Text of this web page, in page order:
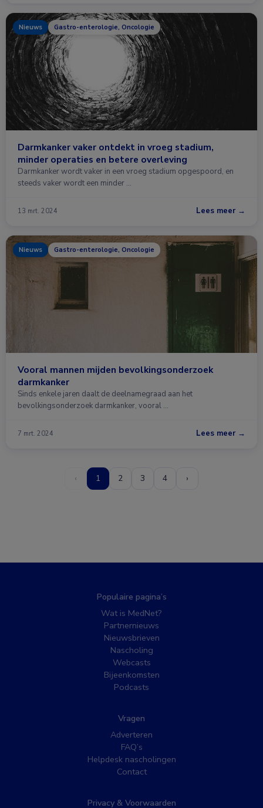
Nieuws Gastro-enterologie, Oncologie
Darmkanker vaker ontdekt in vroeg stadium,
minder operaties en betere overleving
Darmkanker wordt vaker in een vroeg stadium opgespoord, en
steeds vaker wordt een minder …
13 mrt. 2024 Lees meer →
Nieuws Gastro-enterologie, Oncologie
Vooral mannen mijden bevolkingsonderzoek
darmkanker
Sinds enkele jaren daalt de deelnamegraad aan het
bevolkingsonderzoek darmkanker, vooral …
7 mrt. 2024 Lees meer →
‹ 1 2 3 4 ›
Populaire pagina’s
Wat is MedNet?
Partnernieuws
Nieuwsbrieven
Nascholing
Webcasts
Bijeenkomsten
Podcasts
Vragen
Adverteren
FAQ’s
Helpdesk nascholingen
Contact
Privacy & Voorwaarden